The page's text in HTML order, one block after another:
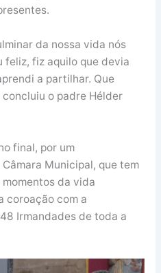
da nossa vida nós
feliz, fiz aquilo que devia
a partilhar. Que
concluiu o padre Hélder
final, por um
Municipal, que tem
da vida
coroação com a
Irmandades de toda a